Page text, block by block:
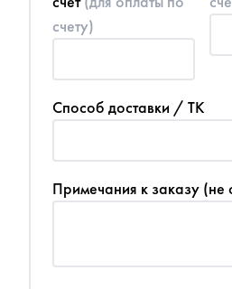
счету)
Способ доставки / ТК
Примечания к заказу (не